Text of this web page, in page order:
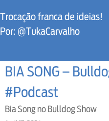
Trocação franca de ideias!
Por: @TukaCarvalho
BIA SONG –
#Podcast
Bia Song no Bulldog Show